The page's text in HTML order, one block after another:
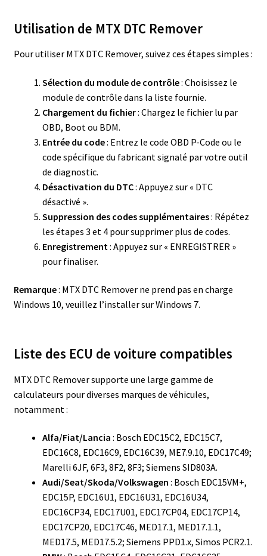
Utilisation de MTX DTC Remover
Pour utiliser MTX DTC Remover, suivez ces étapes simples :
Sélection du module de contrôle: Choisissez le
module de contrôle dans la liste fournie.
Chargement du fichier: Chargez le fichier lu par
OBD, Boot ou BDM.
Entrée du code: Entrez le code OBD P-Code ou le
code spécifique du fabricant signalé par votre outil
de diagnostic.
Désactivation du DTC: Appuyez sur « DTC
désactivé ».
Suppression des codes supplémentaires: Répétez
les étapes 3 et 4 pour supprimer plus de codes.
Enregistrement : Appuyez sur « ENREGISTRER »
pour finaliser.
Remarque: MTX DTC Remover ne prend pas en charge
Windows 10, veuillez l’installer sur Windows 7.
Liste des ECU de voiture compatibles
MTX DTC Remover supporte une large gamme de
calculateurs pour diverses marques de véhicules,
notamment :
Alfa/Fiat/Lancia : Bosch EDC15C2, EDC15C7,
EDC16C8, EDC16C9, EDC16C39, ME7.9.10, EDC17C49;
Marelli 6JF, 6F3, 8F2, 8F3; Siemens SID803A.
Audi/Seat/Skoda/Volkswagen : Bosch EDC15VM+,
EDC15P, EDC16U1, EDC16U31, EDC16U34,
EDC16CP34, EDC17U01, EDC17CP04, EDC17CP14,
EDC17CP20, EDC17C46, MED17.1, MED17.1.1,
MED17.5, MED17.5.2; Siemens PPD1.x, Simos PCR2.1.